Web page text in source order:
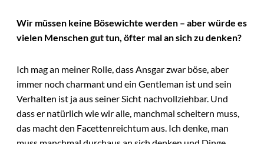
Wir müssen keine Bösewichte werden – aber würde es
vielen Menschen gut tun, öfter mal an sich zu denken?
Ich mag an meiner Rolle, dass Ansgar zwar böse, aber
immer noch charmant und ein Gentleman ist und sein
Verhalten ist ja aus seiner Sicht nachvollziehbar. Und
dass er natürlich wie wir alle, manchmal scheitern muss,
das macht den Facettenreichtum aus. Ich denke, man